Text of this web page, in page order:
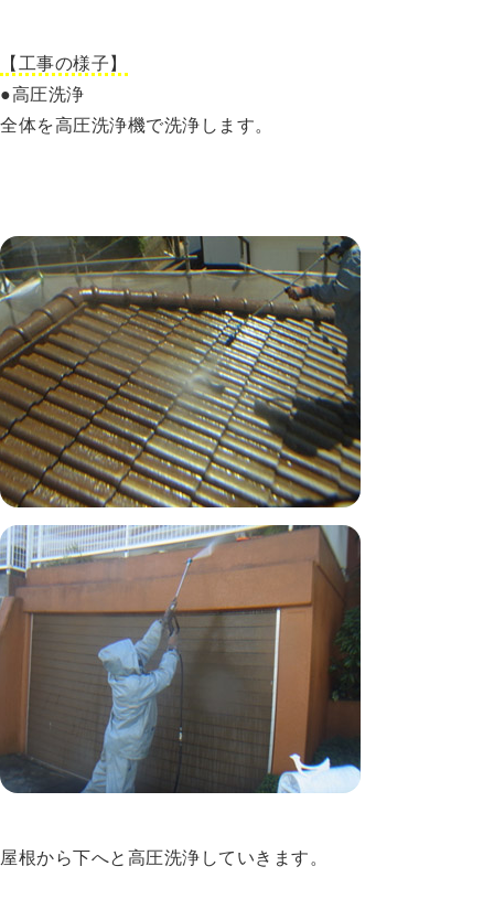
【工事の様子】
●高圧洗浄
全体を高圧洗浄機で洗浄します。
屋根から下へと高圧洗浄していきます。